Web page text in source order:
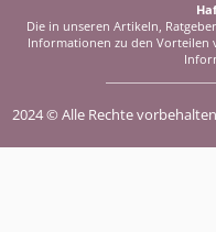
Die in unseren Artikeln,
Informationen zu den Vorteilen
2024 © Alle Rechte